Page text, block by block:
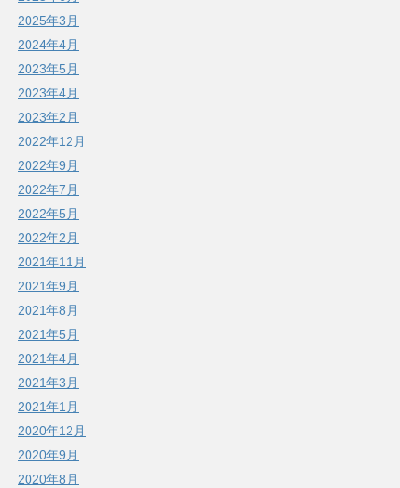
2025年3月
2024年4月
2023年5月
2023年4月
2023年2月
2022年12月
2022年9月
2022年7月
2022年5月
2022年2月
2021年11月
2021年9月
2021年8月
2021年5月
2021年4月
2021年3月
2021年1月
2020年12月
2020年9月
2020年8月